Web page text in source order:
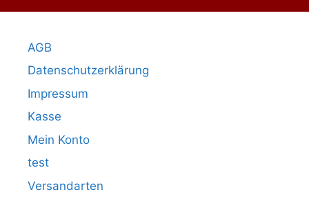
AGB
Datenschutzerklärung
Impressum
Kasse
Mein Konto
test
Versandarten